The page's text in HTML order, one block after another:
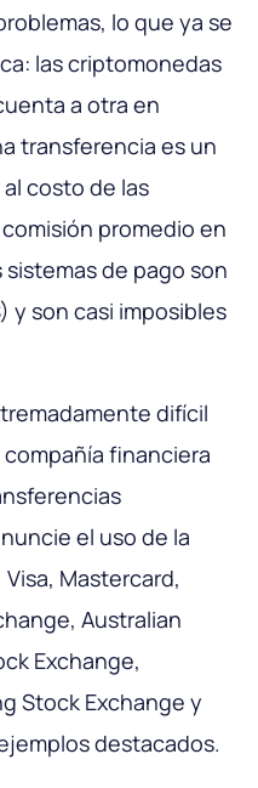
lo que ya se
las criptomonedas
a otra en
transferencia es un
costo de las
promedio en
de pago son
y son casi imposibles
difícil
financiera
el uso de la
Mastercard,
Australian
Exchange,
Stock Exchange y
destacados.